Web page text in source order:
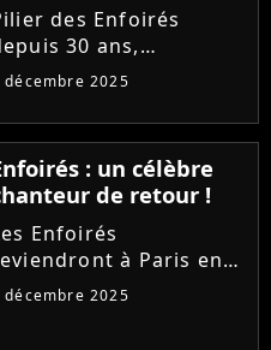
des Enfoirés
30 ans,
Lara ne
concerts de la
Invitée sur RTL,
des années 80
l'évolution du
et...
décembre 2025
: un célèbre
de retour !
Enfoirés
à Paris en
pour leurs
décembre 2025